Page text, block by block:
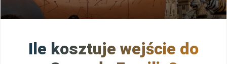
Ile kosztuje wejście do